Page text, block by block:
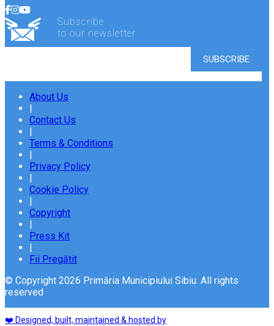
Subscribe
to our newsletter
About Us
|
Contact Us
|
Terms & Conditions
|
Privacy Policy
|
Cookie Policy
|
Copyright
|
Press Kit
|
Fii Pregătit
© Copyright 2026 Primăria Municipiului Sibiu. All rights
reserved
❤️ Designed, built, maintained & hosted by